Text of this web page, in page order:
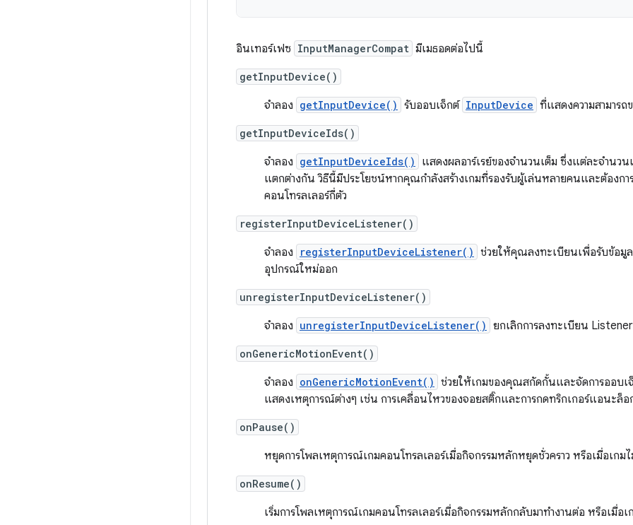
อินเทอร์เฟซ InputManagerCompat มีเมธอดต่อไปนี้
getInputDevice()
จำลอง getInputDevice() รับออบเจ็กต์ InputDevice ที่แสดงความสามารถ
getInputDeviceIds()
จำลอง getInputDeviceIds()
แสดงผลอาร์เรย์ของจำนวนเต็ม ซึ่งแต่ละจำน
แตกต่างกัน วิธีนี้มีประโยชน์หากคุณกำลังสร้างเกมที่รองรับผู้เล่นหลายคนและต้องการ
คอนโทรลเลอร์กี่ตัว
registerInputDeviceListener()
จำลอง registerInputDeviceListener() ช่วยให้คุณลงทะเบียนเพื่อรับข้อมู
อุปกรณ์ใหม่ออก
unregisterInputDeviceListener()
จำลอง unregisterInputDeviceListener() ยกเลิกการลงทะเบียน
onGenericMotionEvent()
จำลอง onGenericMotionEvent() ช่วยให้เกมของคุณสกัดกั้นและจัดการออบเ
แสดงเหตุการณ์ต่างๆ เช่น การเคลื่อนไหวของจอยสติ๊กและการกดทริกเกอร์แอนะล็อ
onPause()
หยุดการโพลเหตุการณ์เกมคอนโทรลเลอร์เมื่อกิจกรรมหลักหยุดชั่วคราว หรือเมื่อเกม
onResume()
เริ่มการโพลเหตุการณ์เกมคอนโทรลเลอร์เมื่อกิจกรรมหลักกลับมาทำงานต่อ หรือเมื่อ